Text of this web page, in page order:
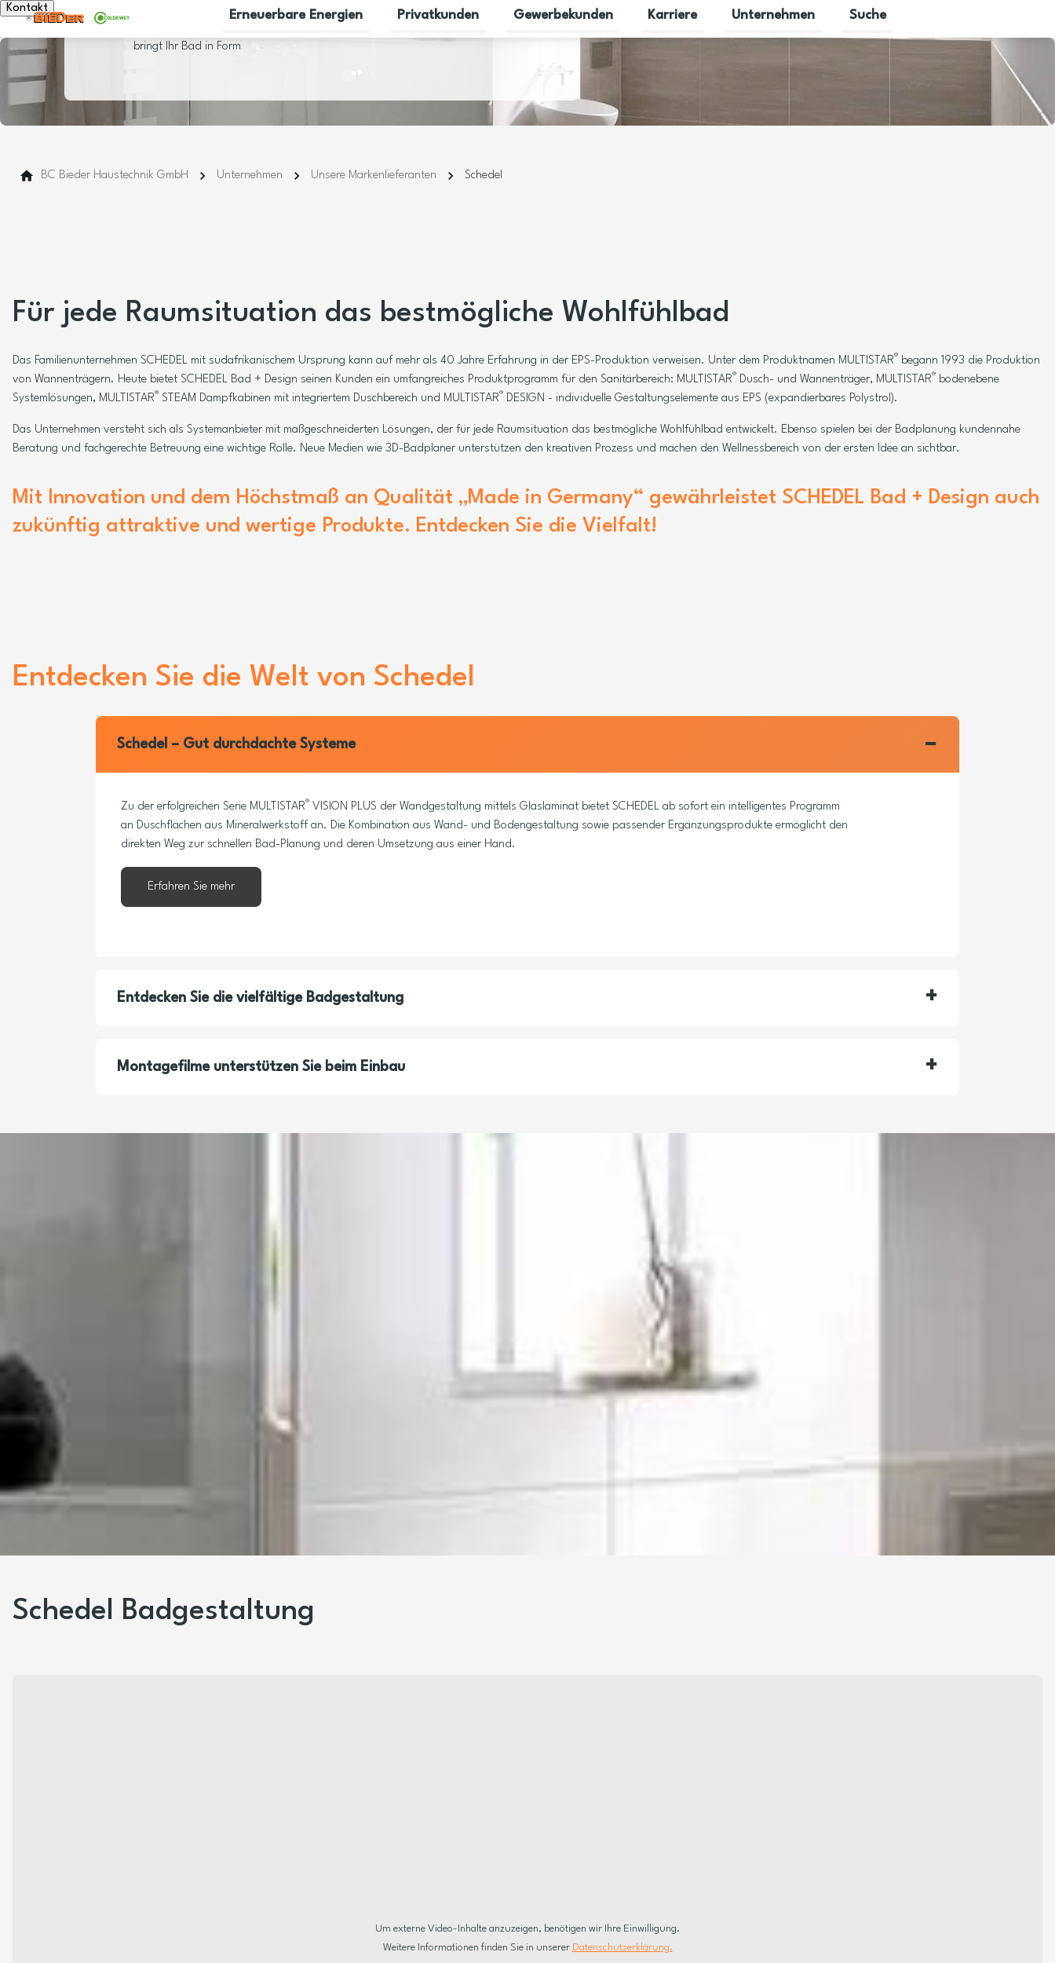
Kontakt
Erneuerbare Energien
Untermenü für Erneuerbare Energien umschalten
Privatkunden
Untermenü für Privatkunden umschalten
Gewerbekunden
Untermenü für Gewerbekunden umschalten
Karriere
Untermenü für Karriere umschalten
Unternehmen
Untermenü für Unternehmen
Suche
bringt Ihr Bad in Form
BC Bieder Haustechnik GmbH Unternehmen Unsere Markenlieferanten Schedel
Für jede Raumsituation das bestmögliche Wohlfühlbad
Das Familienunternehmen SCHEDEL mit südafrikanischem Ursprung kann auf mehr als 40 Jahre Erfahrung in der EPS-Produktion verweisen. Unter dem Produktnamen MULTISTAR® begann 1993 die Produktion
von Wannenträgern. Heute bietet SCHEDEL Bad + Design seinen Kunden ein umfangreiches Produktprogramm für den Sanitärbereich: MULTISTAR® Dusch- und Wannenträger, MULTISTAR® bodenebene
Systemlösungen, MULTISTAR® STEAM Dampfkabinen mit integriertem Duschbereich und MULTISTAR® DESIGN - individuelle Gestaltungselemente aus EPS (expandierbares Polystrol).
Das Unternehmen versteht sich als Systemanbieter mit maßgeschneiderten Lösungen, der für jede Raumsituation das bestmögliche Wohlfühlbad entwickelt. Ebenso spielen bei der Badplanung kundennahe
Beratung und fachgerechte Betreuung eine wichtige Rolle. Neue Medien wie 3D-Badplaner unterstützen den kreativen Prozess und machen den Wellnessbereich von der ersten Idee an sichtbar.
Mit Innovation und dem Höchstmaß an Qualität „Made in Germany“ gewährleistet SCHEDEL Bad + Design auch
zukünftig attraktive und wertige Produkte. Entdecken Sie die Vielfalt!
Entdecken Sie die Welt von Schedel
Schedel – Gut durchdachte Systeme
Zu der erfolgreichen Serie MULTISTAR® VISION PLUS der Wandgestaltung mittels Glaslaminat bietet SCHEDEL ab sofort ein intelligentes Programm
an Duschflächen aus Mineralwerkstoff an. Die Kombination aus Wand- und Bodengestaltung sowie passender Ergänzungsprodukte ermöglicht den
direkten Weg zur schnellen Bad-Planung und deren Umsetzung aus einer Hand.
Erfahren Sie mehr
Entdecken Sie die vielfältige Badgestaltung
Montagefilme unterstützen Sie beim Einbau
Schedel Badgestaltung
Um externe Video-Inhalte anzuzeigen, benötigen wir Ihre Einwilligung.
Weitere Informationen finden Sie in unserer Datenschutzerklärung.